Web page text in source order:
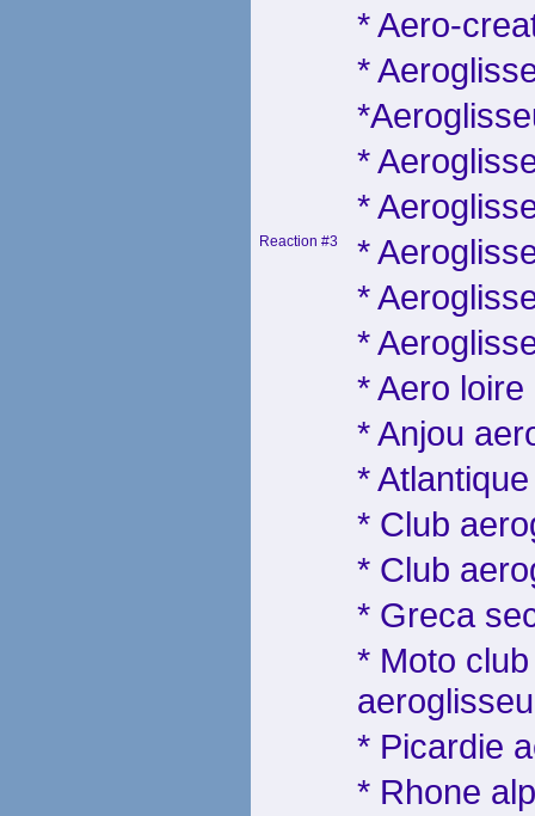
Reaction #3
* Aero-
*
*
*
*
*
*
* Aero loire
* Anjou
*
* Club
* Club
* Greca
* Moto
* Picardie
* Rhone